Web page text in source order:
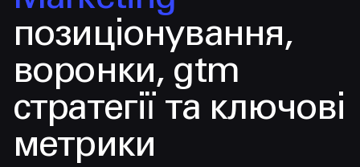
позиціонування,
воронки, gtm
стратегії та ключові
метрики